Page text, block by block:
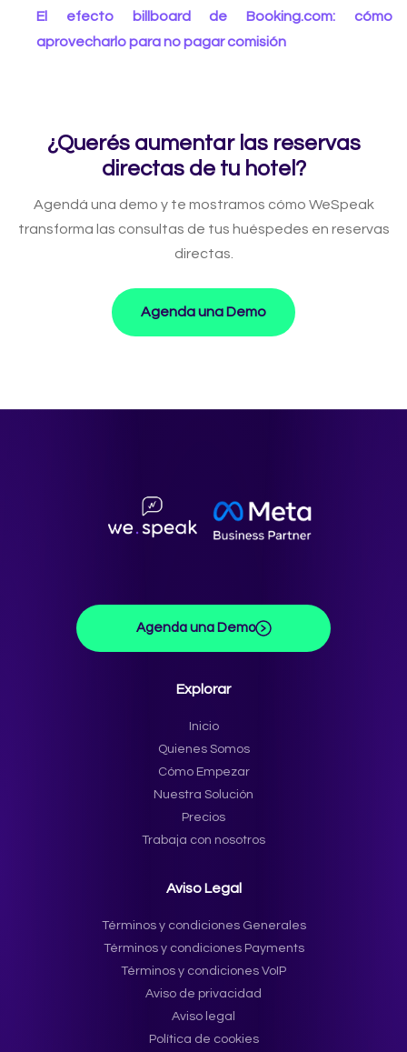
El efecto billboard de Booking.com: cómo
aprovecharlo para no pagar comisión
¿Querés aumentar las reservas
directas de tu hotel?
Agendá una demo y te mostramos cómo WeSpeak
transforma las consultas de tus huéspedes en reservas
directas.
Agenda una Demo
Agenda una Demo
Explorar
Inicio
Quienes Somos
Cómo Empezar
Nuestra Solución
Precios
Trabaja con nosotros
Aviso Legal
Términos y condiciones Generales
Términos y condiciones Payments
Términos y condiciones VoIP
Aviso de privacidad
Aviso legal
Política de cookies